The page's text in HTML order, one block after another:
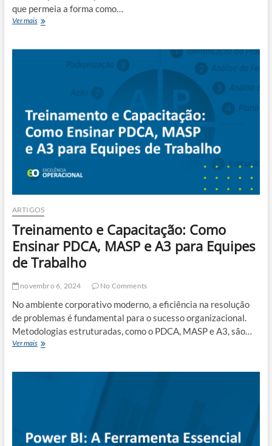
que permeia a forma como…
Ver maisDesenvolvendo
Forma
de
Pensar
e
ARTIGOS
Treinamento e Capacitação: Como
Ensinar PDCA, MASP e A3 para Equipes
de Trabalho
novembro 6, 2024 No Comments
No ambiente corporativo moderno, a eficiência na resolução
de problemas é fundamental para o sucesso organizacional.
Metodologias estruturadas, como o PDCA, MASP e A3, são…
Ver maisTreinamento
para